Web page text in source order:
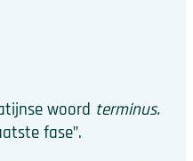
woord terminus.
fase”.